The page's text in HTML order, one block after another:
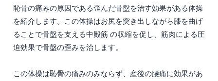
恥骨の痛みの原因である歪んだ骨盤を治す効果がある体操
を紹介します。この体操はお尻を突き出しながら膝を曲げ
ることで骨盤を支える中殿筋 の収縮を促し、筋肉による圧
迫効果で骨盤の歪みを治します。
この体操は恥骨の痛みのみならず、産後の腰痛に効果があ